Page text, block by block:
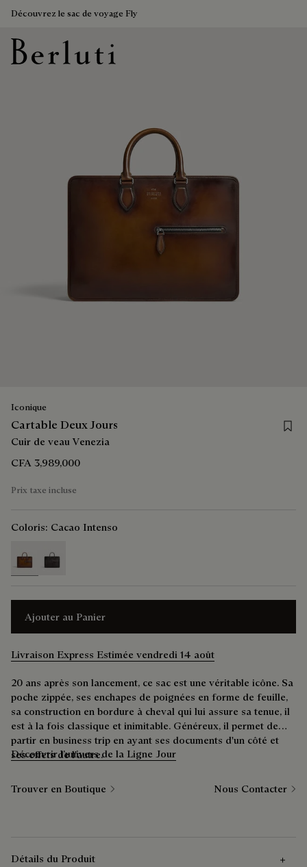
Découvrez le sac de voyage Fly
Iconique
Cartable Deux Jours
Cuir de veau Venezia
CFA 3,989,000
Prix taxe incluse
Coloris: Cacao Intenso
Ajouter au Panier
Livraison Express Estimée vendredi 14 août
20 ans après son lancement, ce sac est une véritable icône. Sa
poche zippée, ses enchapes de poignées en forme de feuille,
sa construction en bordure à cheval qui lui assure sa tenue, il
est à la fois classique et inimitable. Généreux, il permet de
partir en business trip en ayant ses documents d'un côté et
ses effets de l'autre.
Découvrir l’univers de la Ligne Jour
Trouver en Boutique Nous Contacter
Détails du Produit